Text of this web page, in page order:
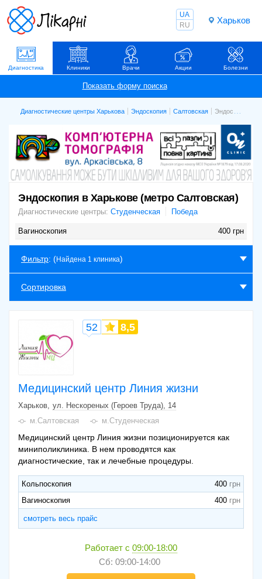
Харьков
UA
RU
Диагностика Клиники Врачи Акции Болезни
Диагностические центры Харькова Эндоскопия Салтовская Эндоскопия в Харькове (метро Салтовская)
Эндоскопия в Харькове (метро Салтовская)
Диагностические центры: Студенческая Победа
Вагиноскопия 400 грн
Фильтр: (Найдена 1 клиника)
Сортировка
Медицинский центр Линия жизни
52 8,5
Харьков ул. Нескореных (Героев Труда), 14
м.Салтовская
м.Студенческая
Медицинский центр Линия жизни позиционируется как
миниполиклиника. В нем проводятся как
диагностические, так и лечебные процедуры.
Кольпоскопия
400
Вагиноскопия
400
смотреть весь прайс
Работает с 09:00-18:00
Сб: 09:00-14:00